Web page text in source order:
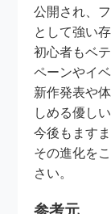
公開され、
として強い
初心者もベ
ペーンやイ
新作発表や
しめる優し
今後もます
その進化を
さい。
参考元